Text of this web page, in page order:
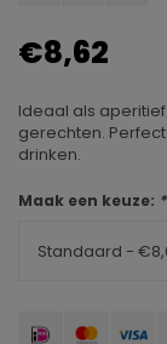
€8,62
Ideaal als
gerechten.
drinken.
Maak een keuze: *
Standaard -